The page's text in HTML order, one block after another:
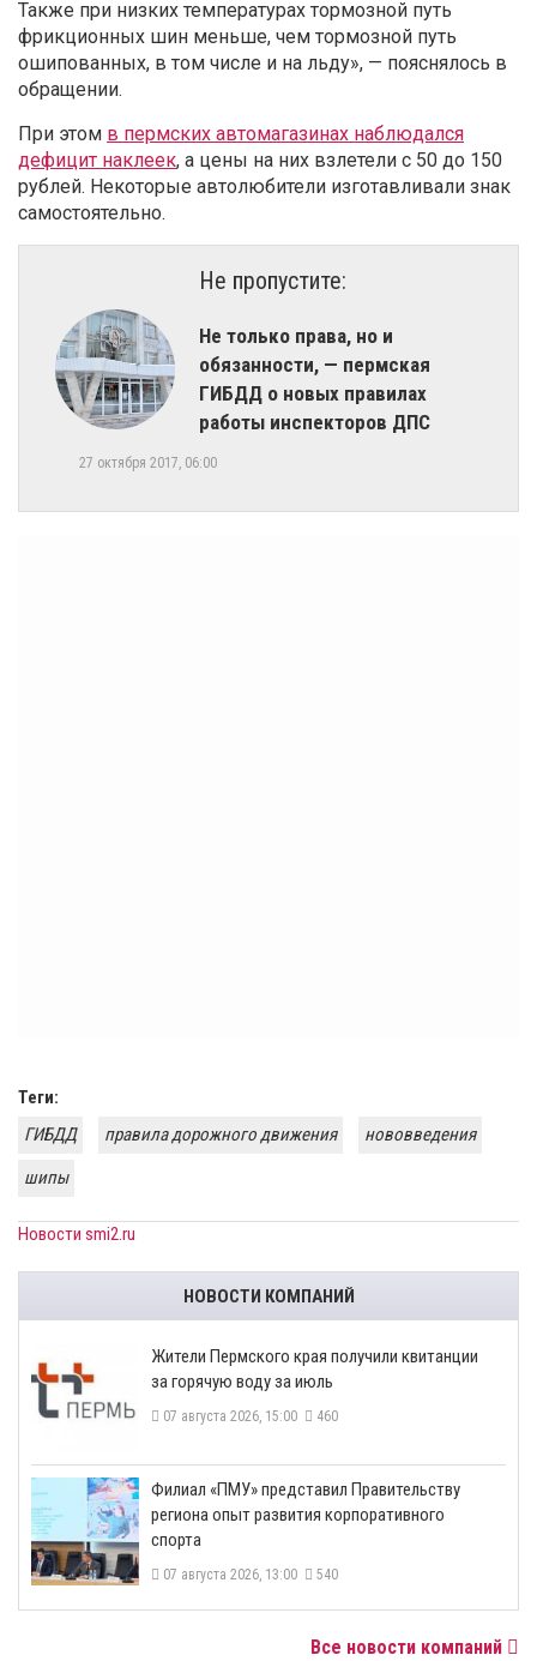
Также при низких температурах тормозной путь
фрикционных шин меньше, чем тормозной путь
ошипованных, в том числе и на льду», — пояснялось в
обращении.
При этом в пермских автомагазинах наблюдался
дефицит наклеек, а цены на них взлетели с 50 до 150
рублей. Некоторые автолюбители изготавливали знак
самостоятельно.
Не пропустите:
Не только права, но и
обязанности, — пермская
ГИБДД о новых правилах
работы инспекторов ДПС
27 октября 2017, 06:00
Теги:
ГИБДД
правила дорожного движения
нововведения
шипы
Новости smi2.ru
НОВОСТИ КОМПАНИЙ
​Жители Пермского края получили квитанции
за горячую воду за июль
07 августа 2026, 15:00 460
​Филиал «ПМУ» представил Правительству
региона опыт развития корпоративного
спорта
07 августа 2026, 13:00 540
Все новости компаний